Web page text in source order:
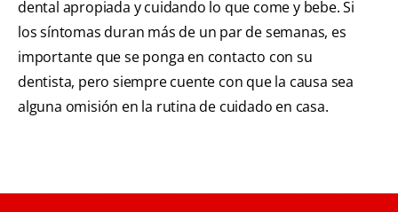
dental apropiada y cuidando lo que come y bebe. Si
los síntomas duran más de un par de semanas, es
importante que se ponga en contacto con su
dentista, pero siempre cuente con que la causa sea
alguna omisión en la rutina de cuidado en casa.